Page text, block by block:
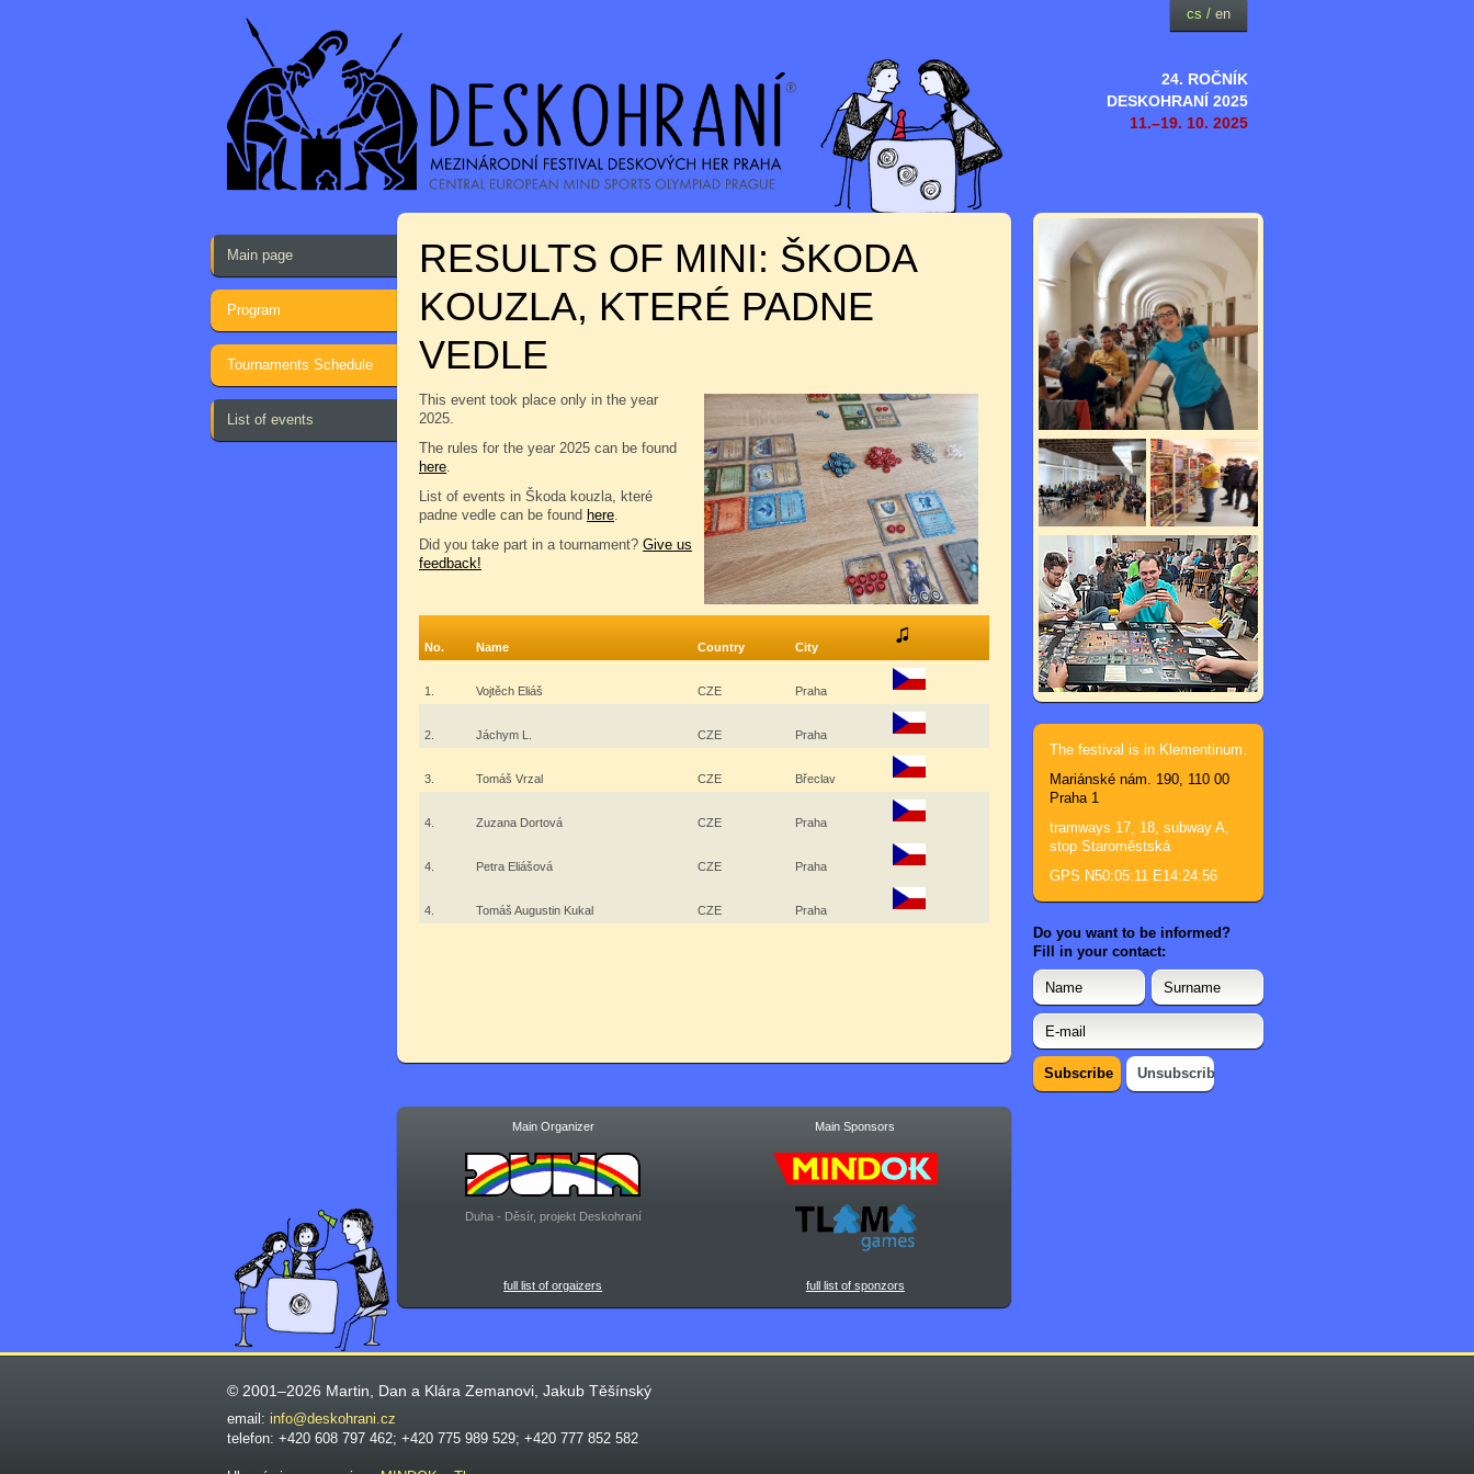
24. ROČNÍK
DESKOHRANÍ 2025
11.–19. 10. 2025
cs / en
Main page
Program
Tournaments Schedule
List of events
RESULTS OF MINI: ŠKODA
KOUZLA, KTERÉ PADNE
VEDLE
This event took place only in the year
2025.
The rules for the year 2025 can be found
here.
List of events in Škoda kouzla, které
padne vedle can be found here.
Did you take part in a tournament? Give us
feedback!
No. Name Country City
1. Vojtěch Eliáš CZE Praha
2. Jáchym L. CZE Praha
3. Tomáš Vrzal CZE Břeclav
4. Zuzana Dortová CZE Praha
4. Petra Eliášová CZE Praha
4. Tomáš Augustin Kukal CZE Praha
Main Organizer Main Sponsors
Duha - Děsír, projekt Deskohraní
full list of orgaizers full list of sponzors
The festival is in Klementinum.
Mariánské nám. 190, 110 00
Praha 1
tramways 17, 18, subway A,
stop Staroměstská
GPS N50:05:11 E14:24:56
Do you want to be informed?
Fill in your contact:
© 2001–2026 Martin, Dan a Klára Zemanovi, Jakub Těšínský
email: info@deskohrani.cz
telefon: +420 608 797 462; +420 775 989 529; +420 777 852 582